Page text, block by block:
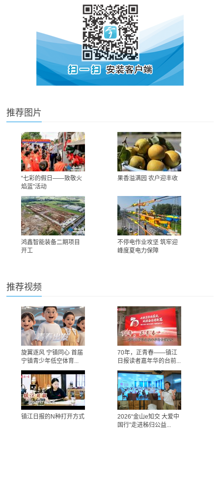
推荐图片
“七彩的假日——致敬火
焰蓝”活动
果香溢满园 农户迎丰收
鸿鑫智能装备二期项目
开工
不停电作业攻坚 筑牢迎
峰度夏电力保障
推荐视频
旋翼逐风 宁镇同心 首届
宁镇青少年低空体育...
70年，正青春——镇江
日报读者嘉年华的台前...
镇江日报的N种打开方式
2026“金山e知交 大爱中
国行”走进秭归公益...